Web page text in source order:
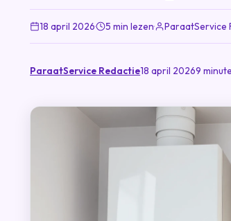
18 april 2026· 5 min lezen· ParaatService
ParaatService Redactie18 april 20269